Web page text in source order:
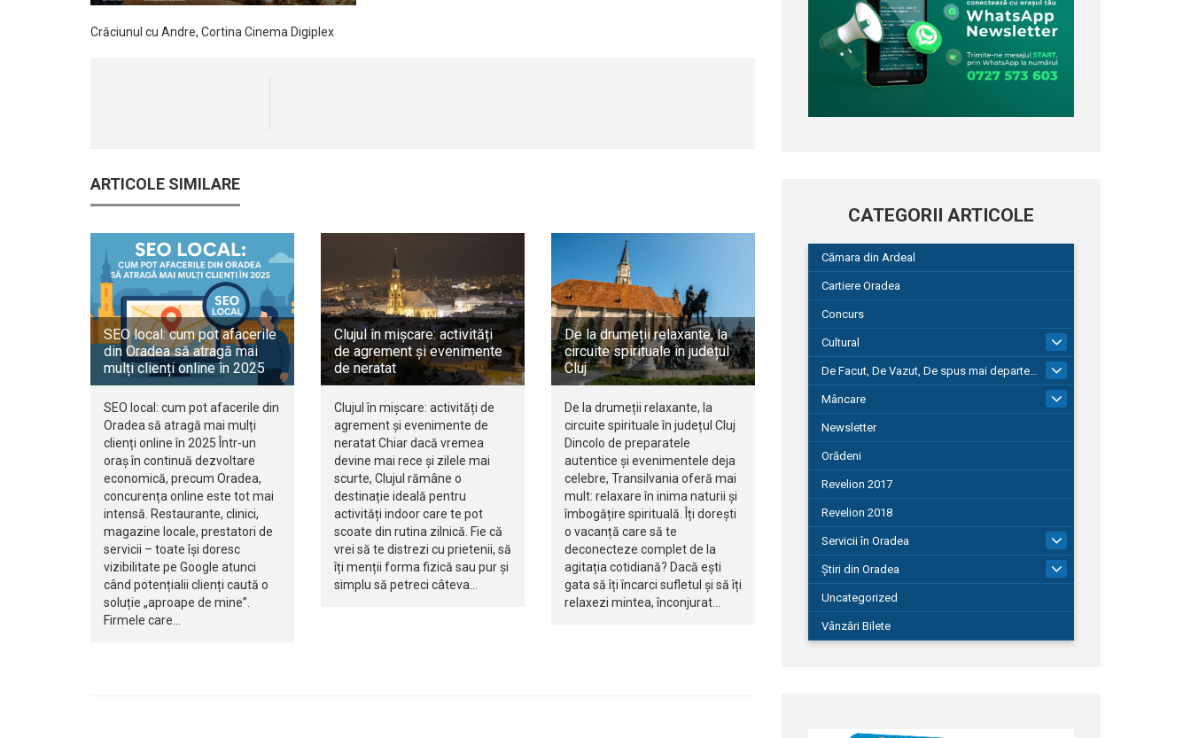
Crăciunul cu Andre, Cortina Cinema Digiplex
ARTICOLE SIMILARE
SEO local: cum pot afacerile
din Oradea să atragă mai
mulți clienți online în 2025
SEO local: cum pot afacerile din
Oradea să atragă mai mulți
clienți online în 2025 Într-un
oraș în continuă dezvoltare
economică, precum Oradea,
concurența online este tot mai
intensă. Restaurante, clinici,
magazine locale, prestatori de
servicii – toate își doresc
vizibilitate pe Google atunci
când potențialii clienți caută o
soluție „aproape de mine”.
Firmele care…
Clujul în mișcare: activități
de agrement și evenimente
de neratat
Clujul în mișcare: activități de
agrement și evenimente de
neratat Chiar dacă vremea
devine mai rece și zilele mai
scurte, Clujul rămâne o
destinație ideală pentru
activități indoor care te pot
scoate din rutina zilnică. Fie că
vrei să te distrezi cu prietenii, să
îți menții forma fizică sau pur și
simplu să petreci câteva…
De la drumeții relaxante, la
circuite spirituale în județul
Cluj
De la drumeții relaxante, la
circuite spirituale în județul Cluj
Dincolo de preparatele
autentice și evenimentele deja
celebre, Transilvania oferă mai
mult: relaxare în inima naturii și
îmbogățire spirituală. Îți dorești
o vacanță care să te
deconecteze complet de la
agitația cotidiană? Dacă ești
gata să îți încarci sufletul și să îți
relaxezi mintea, înconjurat…
CATEGORII ARTICOLE
Cămara din Ardeal
Cartiere Oradea
Concurs
Cultural
De Facut, De Vazut, De spus mai departe…
580
Mâncare
Newsletter
Orădeni
Revelion 2017
Revelion 2018
Servicii în Oradea
104
Știri din Oradea
1.127
Uncategorized
Vânzări Bilete